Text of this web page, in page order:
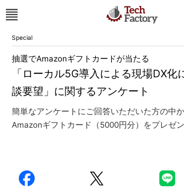
Special
「ローカル5G導入による現場DX化
談要望」に関するアンケート
抽選でAmazonギフトカードが当たる
簡単なアンケートにご回答いただいた方の中
Amazonギフトカード（5000円分）をプレゼン